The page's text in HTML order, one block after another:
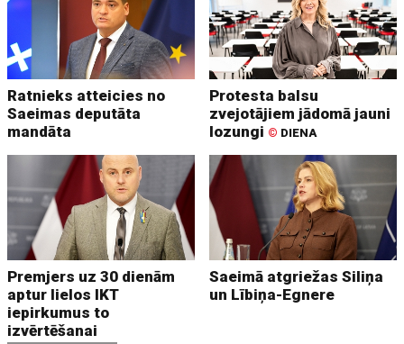
Ratnieks atteicies no
Saeimas deputāta
mandāta
Protesta balsu
zvejotājiem jādomā jauni
lozungi © DIENA
Premjers uz 30 dienām
aptur lielos IKT
iepirkumus to
izvērtēšanai
Saeimā atgriežas Siliņa
un Lībiņa-Egnere